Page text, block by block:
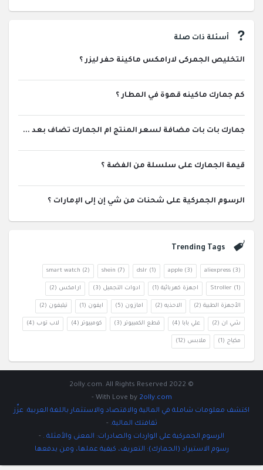
أسئلة ذات صلة
التخليص الجمركى لارامكس ماكينة حفر ليزر ؟
كم جمارك ماكينه قهوة في المطار ؟
جمارك بات بات مضافة لسعر المنتج ام الجمارك تضاف بعد ...
قيمة الجمارك على سلسلة من الفضة ؟
الرسوم الجمركية على شحنات من شي إن إلى الإمارات ؟
Trending Tags
aliexpress (3)
apple (3)
dslr (1)
shein (7)
smart watch (2)
Stroller (1) اجهزة كهربائية (1) ادوات التجميل (3) ارامكس (2)
الأجهزة الطبية (2) الاحذيه (2) امازون (5) ايفون (1) تيليفون (2)
شي ان (2) علي بابا (4) قطع الكمبيوتر (3) كومبيوتر (4) لاب توب (4)
مكياج (1) ملابس (12)
© 2022 2olly.com. All Rights Reserved
With Love by 2olly.com
-
اكتشف معلومات شاملة في المالية والاقتصاد والاستثمار باللغة العربية. عزِّز
ثقافتك المالية. -
الرسوم الجمركية على الواردات والصادرات: المعنى والأمثلة . -
رسوم الاستيراد (الجمارك): التعريف، كيفية عملها، ومن يدفعها